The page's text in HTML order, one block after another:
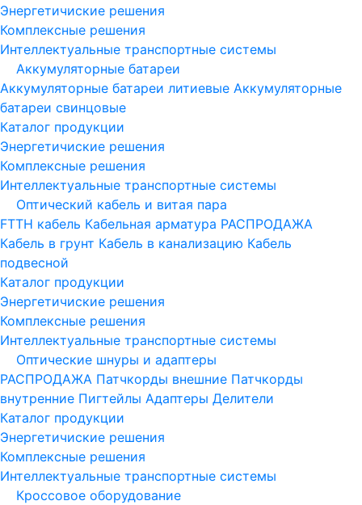
Энергетичиские решения
Комплексные решения
Интеллектуальные транспортные системы
Аккумуляторные батареи
Аккумуляторные батареи литиевые Аккумуляторные
батареи свинцовые
Каталог продукции
Энергетичиские решения
Комплексные решения
Интеллектуальные транспортные системы
Оптический кабель и витая пара
FTTH кабель Кабельная арматура РАСПРОДАЖА
Кабель в грунт Кабель в канализацию Кабель
подвесной
Каталог продукции
Энергетичиские решения
Комплексные решения
Интеллектуальные транспортные системы
Оптические шнуры и адаптеры
РАСПРОДАЖА Патчкорды внешние Патчкорды
внутренние Пигтейлы Адаптеры Делители
Каталог продукции
Энергетичиские решения
Комплексные решения
Интеллектуальные транспортные системы
Кроссовое оборудование